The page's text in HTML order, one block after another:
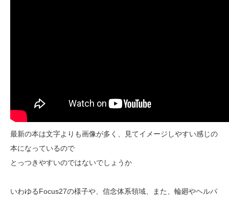
最新の本は文字よりも画像が多く、見てイメージしやすい感じの
本になっているので
とっつきやすいのではないでしょうか
いわゆるFocus27の様子や、信念体系領域、また、輪廻やヘルパ